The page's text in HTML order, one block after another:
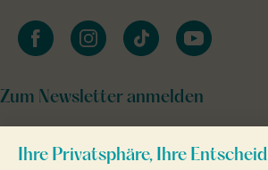
facebookinstagramtiktok youtube
Zum Newsletter anmelden